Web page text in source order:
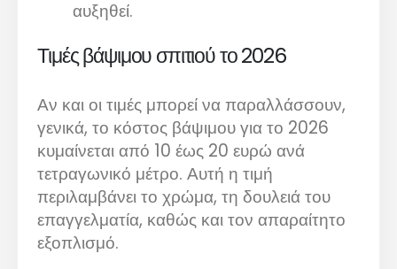
αυξηθεί.
Τιμές βάψιμου σπιτιού το 2026
Αν και οι τιμές μπορεί να παραλλάσσουν,
γενικά, το κόστος βάψιμου για το 2026
κυμαίνεται από 10 έως 20 ευρώ ανά
τετραγωνικό μέτρο. Αυτή η τιμή
περιλαμβάνει το χρώμα, τη δουλειά του
επαγγελματία, καθώς και τον απαραίτητο
εξοπλισμό.